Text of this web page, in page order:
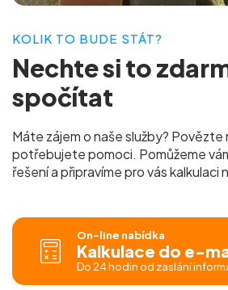
KOLIK TO BUDE STÁT?
Nechte si to
spočítat
Máte zájem o naše služby? Povězte
potřebujete pomoci. Pomůžeme
řešení a připravíme pro váskalkulaci
On-line nabídka
Kalkulace do e-
Do 24 hodin od zaslání